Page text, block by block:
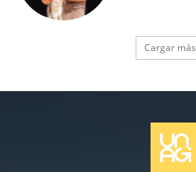
Cargar más